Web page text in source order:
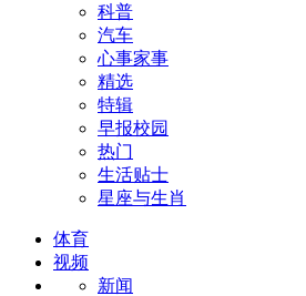
科普
汽车
心事家事
精选
特辑
早报校园
热门
生活贴士
星座与生肖
体育
视频
新闻